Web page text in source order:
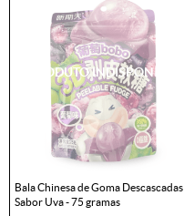
Bala Chinesa de Goma Descascadas
Sabor Uva - 75 gramas